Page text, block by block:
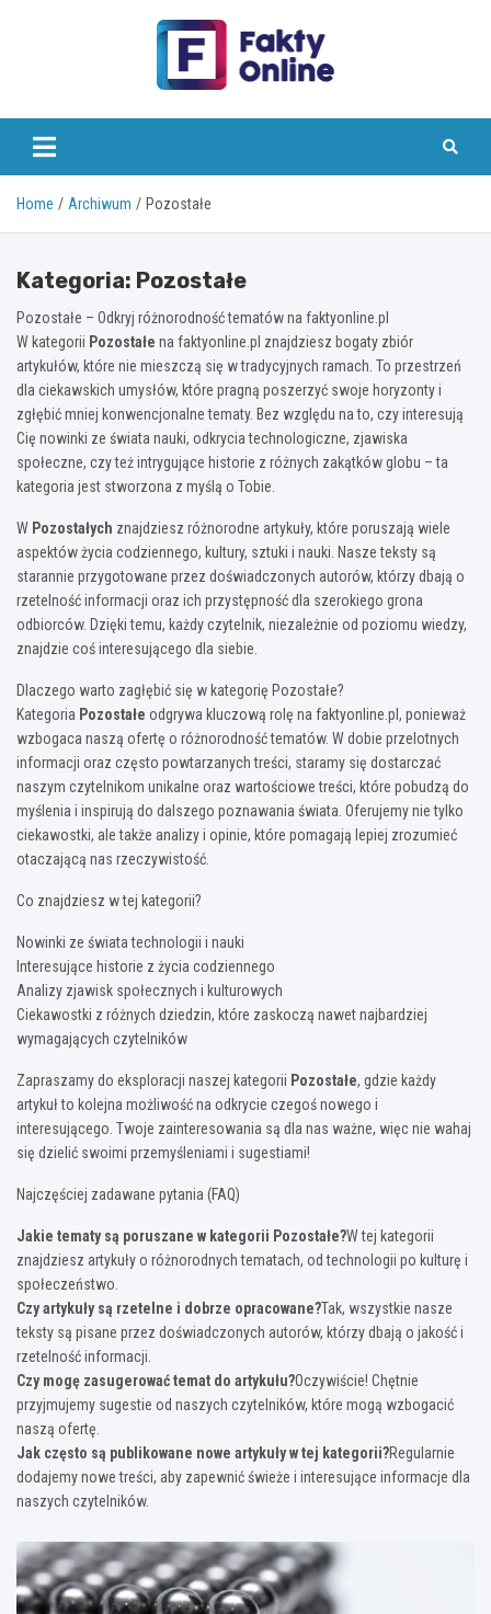
faktyonline.pl
Home Archiwum Pozostałe
Kategoria: Pozostałe
Pozostałe – Odkryj różnorodność tematów na faktyonline.pl
W kategorii Pozostałe na faktyonline.pl znajdziesz bogaty zbiór
artykułów, które nie mieszczą się w tradycyjnych ramach. To przestrzeń
dla ciekawskich umysłów, które pragną poszerzyć swoje horyzonty i
zgłębić mniej konwencjonalne tematy. Bez względu na to, czy interesują
Cię nowinki ze świata nauki, odkrycia technologiczne, zjawiska
społeczne, czy też intrygujące historie z różnych zakątków globu – ta
kategoria jest stworzona z myślą o Tobie.
W Pozostałych znajdziesz różnorodne artykuły, które poruszają wiele
aspektów życia codziennego, kultury, sztuki i nauki. Nasze teksty są
starannie przygotowane przez doświadczonych autorów, którzy dbają o
rzetelność informacji oraz ich przystępność dla szerokiego grona
odbiorców. Dzięki temu, każdy czytelnik, niezależnie od poziomu wiedzy,
znajdzie coś interesującego dla siebie.
Dlaczego warto zagłębić się w kategorię Pozostałe?
Kategoria Pozostałe odgrywa kluczową rolę na faktyonline.pl, ponieważ
wzbogaca naszą ofertę o różnorodność tematów. W dobie przelotnych
informacji oraz często powtarzanych treści, staramy się dostarczać
naszym czytelnikom unikalne oraz wartościowe treści, które pobudzą do
myślenia i inspirują do dalszego poznawania świata. Oferujemy nie tylko
ciekawostki, ale także analizy i opinie, które pomagają lepiej zrozumieć
otaczającą nas rzeczywistość.
Co znajdziesz w tej kategorii?
Nowinki ze świata technologii i nauki
Interesujące historie z życia codziennego
Analizy zjawisk społecznych i kulturowych
Ciekawostki z różnych dziedzin, które zaskoczą nawet najbardziej
wymagających czytelników
Zapraszamy do eksploracji naszej kategorii Pozostałe, gdzie każdy
artykuł to kolejna możliwość na odkrycie czegoś nowego i
interesującego. Twoje zainteresowania są dla nas ważne, więc nie wahaj
się dzielić swoimi przemyśleniami i sugestiami!
Najczęściej zadawane pytania (FAQ)
Jakie tematy są poruszane w kategorii Pozostałe?W tej kategorii
znajdziesz artykuły o różnorodnych tematach, od technologii po kulturę i
społeczeństwo.
Czy artykuły są rzetelne i dobrze opracowane?Tak, wszystkie nasze
teksty są pisane przez doświadczonych autorów, którzy dbają o jakość i
rzetelność informacji.
Czy mogę zasugerować temat do artykułu?Oczywiście! Chętnie
przyjmujemy sugestie od naszych czytelników, które mogą wzbogacić
naszą ofertę.
Jak często są publikowane nowe artykuły w tej kategorii?Regularnie
dodajemy nowe treści, aby zapewnić świeże i interesujące informacje dla
naszych czytelników.